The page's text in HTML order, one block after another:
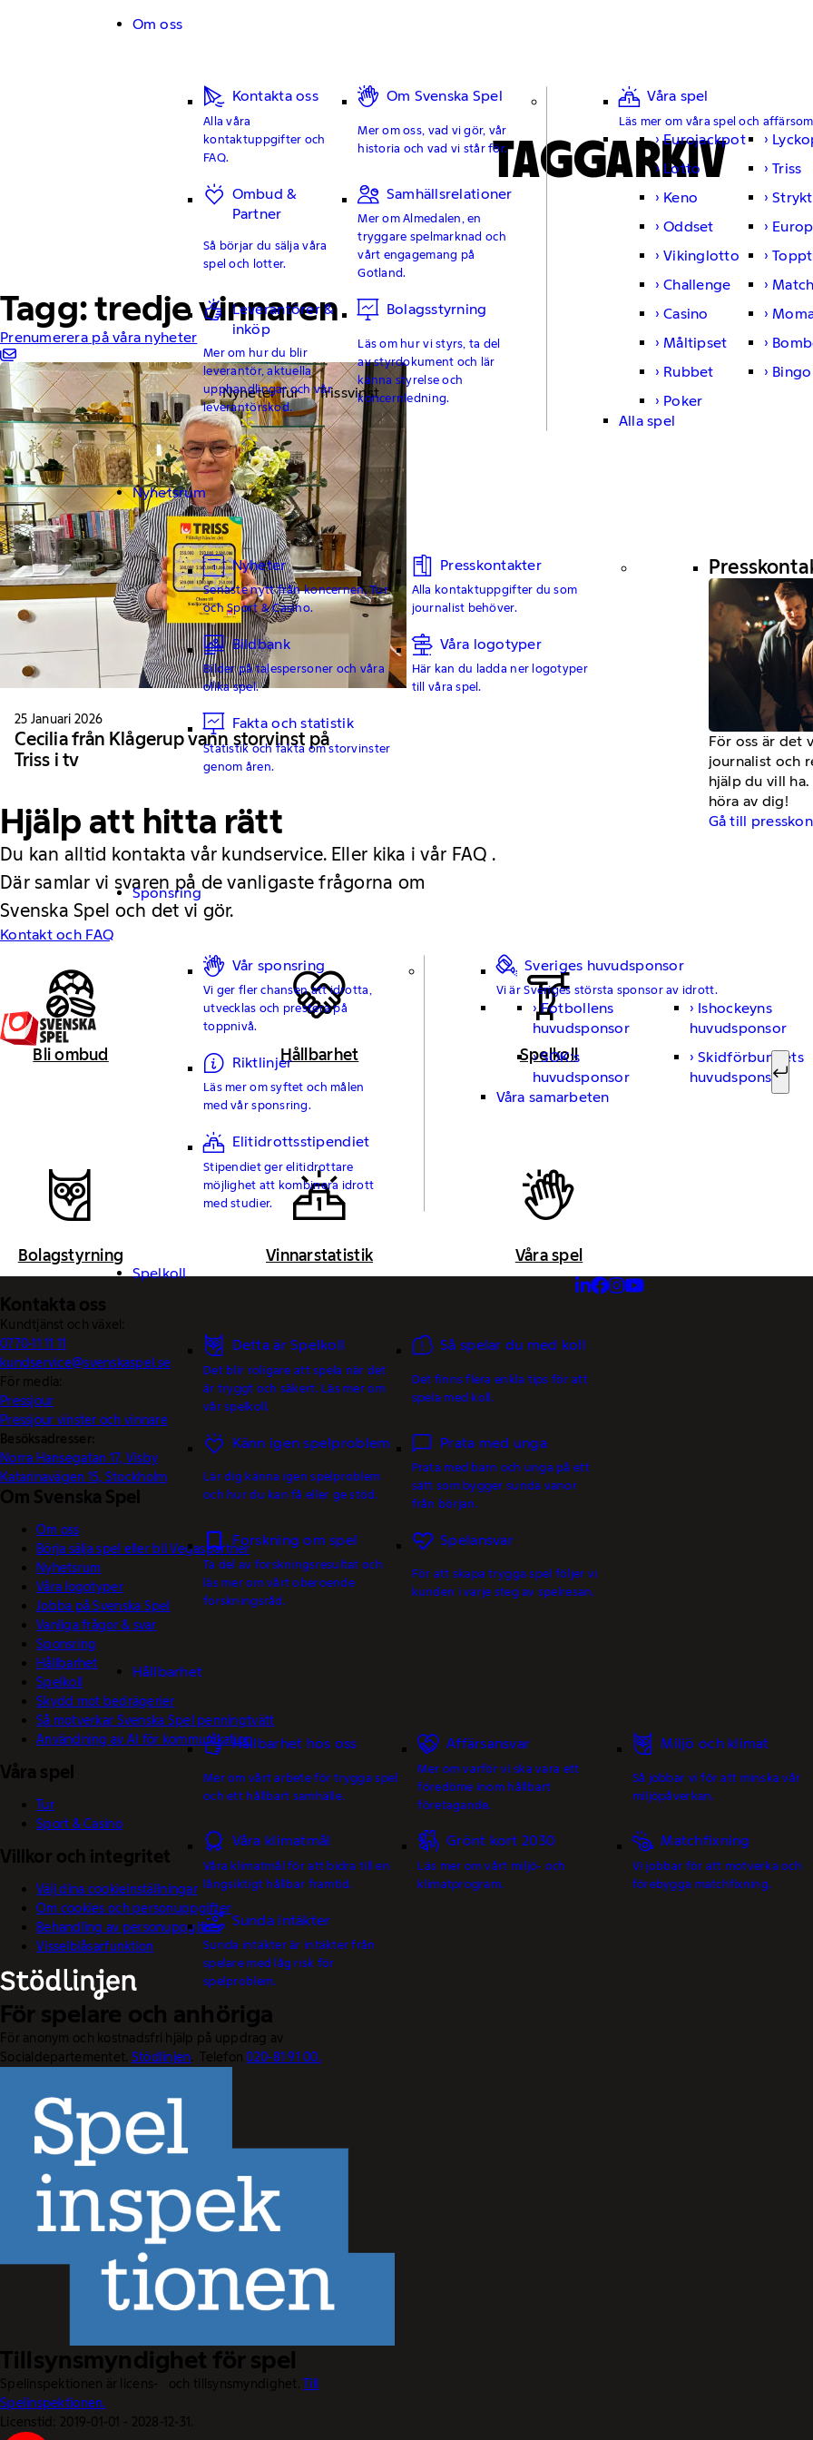
Om oss
Kontakta oss
Alla våra
kontaktuppgifter och
FAQ.
Om Svenska Spel
Mer om oss, vad vi gör, vår
historia och vad vi står för.
Ombud &
Partner
Så börjar du sälja våra
spel och lotter.
Samhällsrelationer
Mer om Almedalen, en
tryggare spelmarknad och
vårt engagemang på
Gotland.
Leverantörer &
inköp
Mer om hur du blir
leverantör, aktuella
upphandlingar och vår
leverantörskod.
Bolagsstyrning
Läs om hur vi styrs, ta del
av styrdokument och lär
känna styrelse och
koncernledning.
Våra spel
Läs mer om våra spel och
Eurojackpot
Lotto
Triss
Keno
Oddset
Vikinglotto
Challenge
Casino
Måltipset
Rubbet
Bingo
Poker
Alla spel
Nyhetsrum
Nyheter
Senaste nytt från koncernen, Tur
och Sport & Casino.
Presskontakter
Alla kontaktuppgifter du som
journalist behöver.
Bildbank
Bilder på talespersoner och våra
olika spel.
Våra logotyper
Här kan du ladda ner logotyper
till våra spel.
Fakta och statistik
Statistik och fakta om storvinster
genom åren.
För oss är det
journalist och
hjälp du vill
höra av dig!
Gå till
Sponsring
Vår sponsring
Vi ger fler chansen att idrotta,
utvecklas och prestera på
toppnivå.
Riktlinjer
Läs mer om syftet och målen
med vår sponsring.
Elitidrottsstipendiet
Stipendiet ger elitidrottare
möjlighet att kombinera idrott
med studier.
Sveriges huvudsponsor
Vi är Sveriges största sponsor av idrott.
Fotbollens
huvudsponsor
Ishockeyns
huvudsponsor
SOK:s
huvudsponsor
Skidförbundets
huvudsponsor
Våra samarbeten
Spelkoll
Detta är Spelkoll
Det blir roligare att spela när det
är tryggt och säkert. Läs mer om
vår spelkoll.
Så spelar du med koll
Det finns flera enkla tips för att
spela med koll.
Känn igen spelproblem
Lär dig känna igen spelproblem
och hur du kan få eller ge stöd.
Prata med unga
Prata med barn och unga på ett
sätt som bygger sunda vanor
från början.
Forskning om spel
Ta del av forskningsresultat och
läs mer om vårt oberoende
forskningsråd.
Spelansvar
För att skapa trygga spel följer vi
kunden i varje steg av spelresan.
Hållbarhet
Hållbarhet hos oss
Mer om vårt arbete för trygga spel
och ett hållbart samhälle.
Affärsansvar
Mer om varför vi ska vara ett
föredöme inom hållbart
företagande.
Miljö och klimat
Så jobbar vi för att minska vår
miljöpåverkan.
Våra klimatmål
Våra klimatmål för att bidra till en
långsiktigt hållbar framtid.
Grönt kort 2030
Läs mer om vårt miljö- och
klimatprogram.
Matchfixning
Vi jobbar för att motverka och
förebygga matchfixning.
Sunda intäkter
Sunda intäkter är intäkter från
spelare med låg risk för
spelproblem.
Sök
TAGGARKIV
Tagg: tredje vinnaren
Prenumerera på våra nyheter
Nyheter Tur Trissvinst
25 Januari 2026
Cecilia från Klågerup vann storvinst på
Triss i tv
Hjälp att hitta rätt
Du kan alltid kontakta vår kundservice. Eller kika i vår FAQ .
Där samlar vi svaren på de vanligaste frågorna om
Svenska Spel och det vi gör.
Kontakt och FAQ
Bli ombud Hållbarhet Spelkoll
Bolagstyrning Vinnarstatistik Våra spel
Kontakta oss
Kundtjänst och växel:
0770-11 11 11
kundservice@svenskaspel.se
För media:
Pressjour
Pressjour vinster och vinnare
Besöksadresser:
Norra Hansegatan 17, Visby
Katarinavägen 15, Stockholm
Om Svenska Spel
Om oss
Börja sälja spel eller bli Vegaspartner
Nyhetsrum
Våra logotyper
Jobba på Svenska Spel
Vanliga frågor & svar
Sponsring
Hållbarhet
Spelkoll
Skydd mot bedrägerier
Så motverkar Svenska Spel penningtvätt
Användning av AI för kommunikation
Våra spel
Tur
Sport & Casino
Villkor och integritet
Välj dina cookieinställningar
Om cookies och personuppgifter
Behandling av personuppgifter
Visselblåsarfunktion
För spelare och anhöriga
För anonym och kostnadsfri hjälp på uppdrag av
Socialdepartementet. Stödlinjen. Telefon020-81 91 00.
Tillsynsmyndighet för spel
Spelinspektionen är licens- och tillsynsmyndighet.Till
Spelinspektionen.
Licenstid: 2019-01-01 - 2028-12-31.